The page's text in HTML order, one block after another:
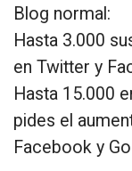
Blog normal:
Hasta 3.000
en Twitter y
Hasta 15.000
pides el
Facebook y